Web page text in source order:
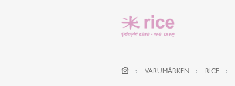
VARUMÄRKEN RICE